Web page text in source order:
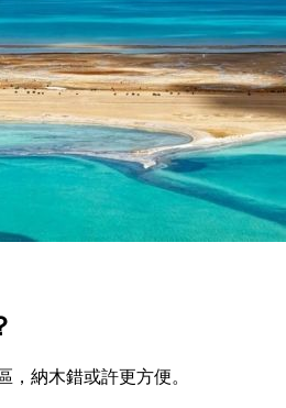
，納木錯或許更方便。